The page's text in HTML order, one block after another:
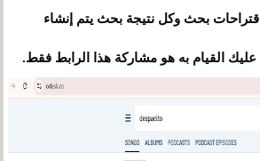
بحث وكل نتيجة بحث يتم إنشاء
القيام به هو مشاركة هذا الرابط فقط.